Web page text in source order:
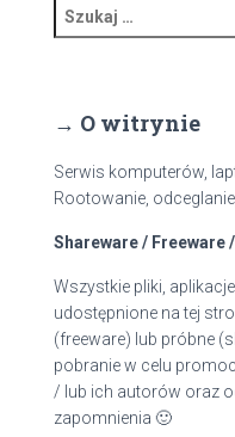
z
:
→ O witrynie
Serwis komputerów,
Rootowanie,
Shareware / Freeware
Wszystkie pliki,
udostępnione na tej
(freeware) lub próbne
pobranie w celu
/ lub ich autorów oraz
zapomnienia 🙂